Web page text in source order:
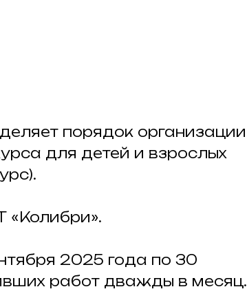
порядок организации
для детей и взрослых
«Колибри».
2025 года по 30
работ дважды в месяц.